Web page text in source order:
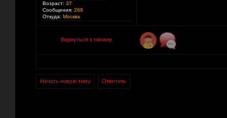
Возраст: 37
Сообщения: 268
Откуда: Москва
Вернуться к началу
Начать новую тему Ответить